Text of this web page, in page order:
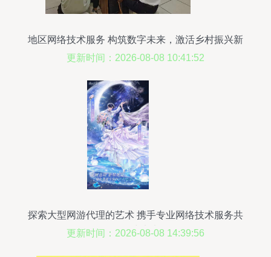
地区网络技术服务 构筑数字未来，激活乡村振兴新
引擎
更新时间：2026-08-08 10:41:52
探索大型网游代理的艺术 携手专业网络技术服务共
创游戏未来
更新时间：2026-08-08 14:39:56